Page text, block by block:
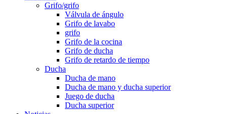
Grifo/grifo
Válvula de ángulo
Grifo de lavabo
grifo
Grifo de la cocina
Grifo de ducha
Grifo de retardo de tiempo
Ducha
Ducha de mano
Ducha de mano y ducha superior
Juego de ducha
Ducha superior